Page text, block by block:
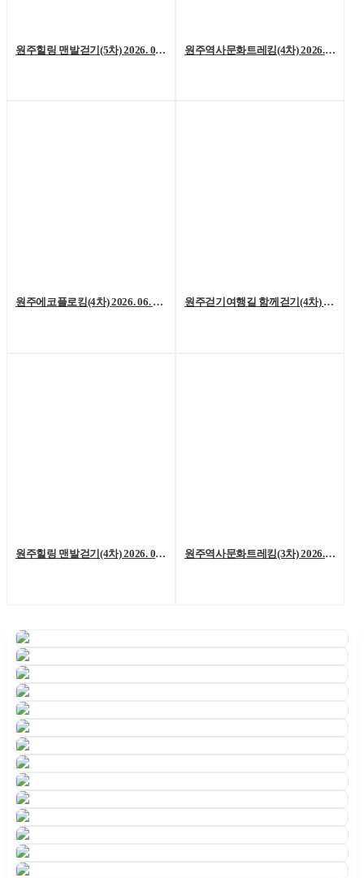
원주힐링 맨발걷기(5차) 2026. 07. 04. (토) 원주역사문화트레킹(4차) 2026. 06. 27.(토)
원주에코플로킹(4차) 2026. 06. 20. (토) 원주걷기여행길 함께걷기(4차) 2026. 6. 13.(토)
원주힐링 맨발걷기(4차) 2026. 06. 06. (토) 원주역사문화트레킹(3차) 2026. 05. 23.(토)